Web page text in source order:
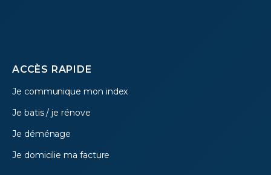
Footer
menu
ACCÈS RAPIDE
Je communique mon index
Je batis / je rénove
Je déménage
Je domicilie ma facture